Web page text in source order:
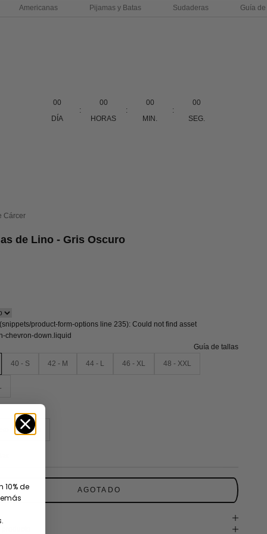
Americanas Pijamas y Batas Sudaderas Guía
00
DÍA
:
00
HORAS
:
00
MIN.
:
00
SEG.
Cárcer
de Lino - Gris Oscuro
product-form-options line 235): Could not find asset
chevron-down.liquid
Guía de tallas
40 - S 42 - M 44 - L 46 - XL 48 - XXL
Lino
AGOTADO
10% de